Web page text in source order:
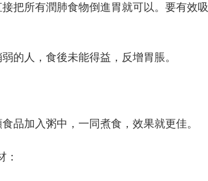
把所有潤肺食物倒進胃就可以。要有效吸
的人，食後未能得益，反增胃脹。
品加入粥中，一同煮食，效果就更佳。